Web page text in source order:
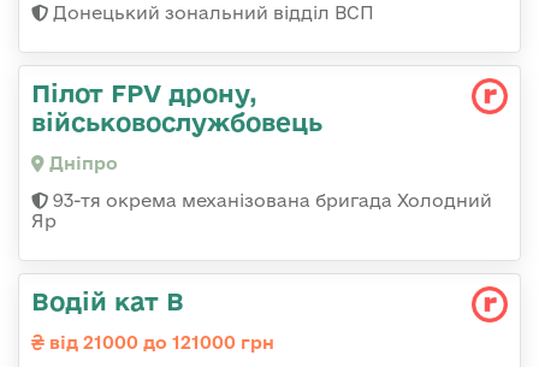
Донецький зональний відділ ВСП
Пілот FPV дрону,
військовослужбовець
Дніпро
93-тя окрема механізована бригада Холодний
Яр
Водій кат В
від 21000 до 121000 грн